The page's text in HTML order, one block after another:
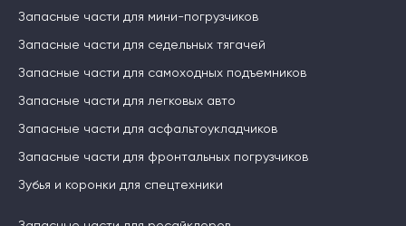
Запасные части для мини-погрузчиков
Запасные части для седельных тягачей
Запасные части для самоходных подъемников
Запасные части для легковых авто
Запасные части для асфальтоукладчиков
Запасные части для фронтальных погрузчиков
Зубья и коронки для спецтехники